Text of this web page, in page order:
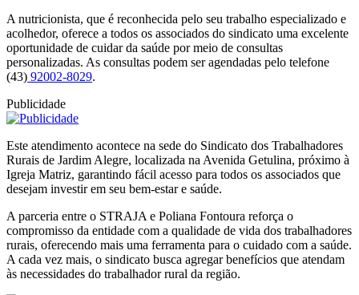
A nutricionista, que é reconhecida pelo seu trabalho especializado e
acolhedor, oferece a todos os associados do sindicato uma excelente
oportunidade de cuidar da saúde por meio de consultas
personalizadas. As consultas podem ser agendadas pelo telefone
(43) 92002-8029.
Publicidade
Este atendimento acontece na sede do Sindicato dos Trabalhadores
Rurais de Jardim Alegre, localizada na Avenida Getulina, próximo à
Igreja Matriz, garantindo fácil acesso para todos os associados que
desejam investir em seu bem-estar e saúde.
A parceria entre o STRAJA e Poliana Fontoura reforça o
compromisso da entidade com a qualidade de vida dos trabalhadores
rurais, oferecendo mais uma ferramenta para o cuidado com a saúde.
A cada vez mais, o sindicato busca agregar benefícios que atendam
às necessidades do trabalhador rural da região.